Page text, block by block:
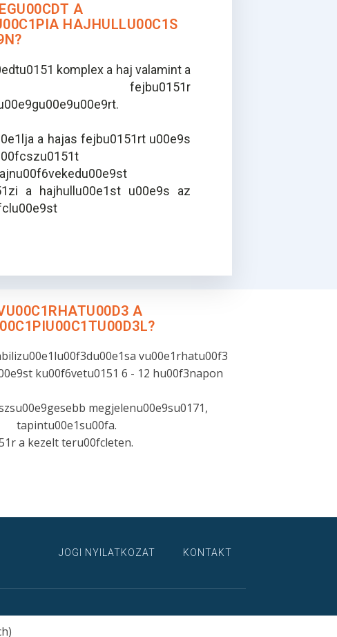
A
HAJHULLU00C1S
komplex a haj valamint a
fejbu0151r
a hajas fejbu0151rt u00e9s
a hajhullu00e1st u00e9s az
A
vu00e1rhatu00f3
ku00f6vetu0151 6 - 12 hu00f3napon
megjelenu00e9su0171,
tapintu00e1su00fa.
a kezelt teru00fcleten.
JOGI NYILATKOZAT KONTAKT
)